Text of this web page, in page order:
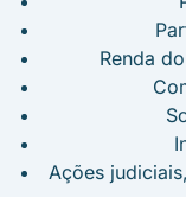
Renda
Ações